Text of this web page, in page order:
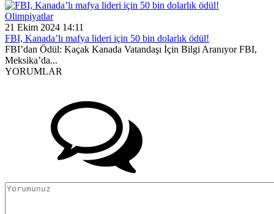
Olimpiyatlar
21 Ekim 2024 14:11
FBI, Kanada’lı mafya lideri için 50 bin dolarlık ödül!
FBI’dan Ödül: Kaçak Kanada Vatandaşı İçin Bilgi Aranıyor FBI,
Meksika’da...
YORUMLAR